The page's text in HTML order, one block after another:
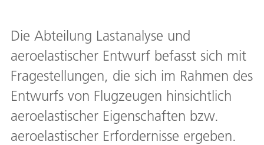
Die Abteilung Lastanalyse und
aeroelastischer Entwurf befasst sich mit
Fragestellungen, die sich im Rahmen des
Entwurfs von Flugzeugen hinsichtlich
aeroelastischer Eigenschaften bzw.
aeroelastischer Erfordernisse ergeben.